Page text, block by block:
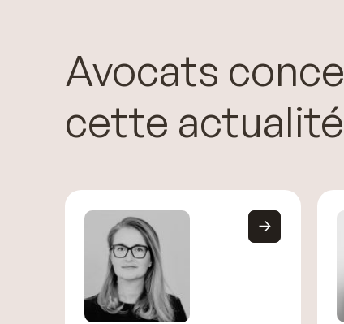
Avocats
cette actualité